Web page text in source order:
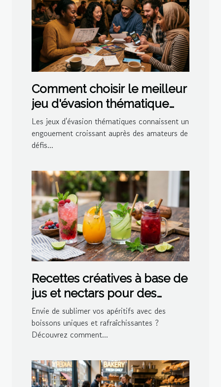
Comment choisir le meilleur
jeu d'évasion thématique
pour votre prochaine sortie
?
Les jeux d'évasion thématiques connaissent un
engouement croissant auprès des amateurs de
défis...
Recettes créatives à base de
jus et nectars pour des
cocktails maison
Envie de sublimer vos apéritifs avec des
boissons uniques et rafraîchissantes ?
Découvrez comment...